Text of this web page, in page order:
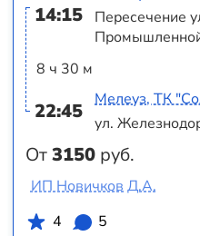
14:15
8 ч 30 м
22:45
От3150 руб.
Пересечение
Мелеуз, ТК
ул.
ИП Новичков Д.А.
4
5